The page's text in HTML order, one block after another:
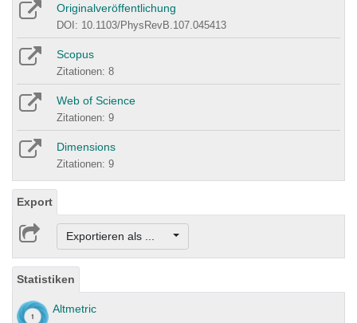
Originalveröffentlichung
DOI: 10.1103/PhysRevB.107.045413
Scopus
Zitationen: 8
Web of Science
Zitationen: 9
Dimensions
Zitationen: 9
Export
Exportieren als ...
Statistiken
Altmetric